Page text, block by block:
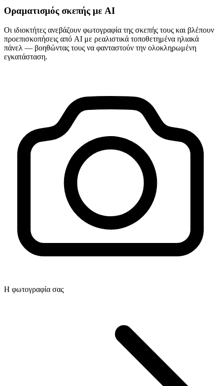
Οραματισμός σκεπής με AI
Οι ιδιοκτήτες ανεβάζουν φωτογραφία της σκεπής τους και βλέπουν
προεπισκοπήσεις από AI με ρεαλιστικά τοποθετημένα ηλιακά
πάνελ — βοηθώντας τους να φανταστούν την ολοκληρωμένη
εγκατάσταση.
Η φωτογραφία σας